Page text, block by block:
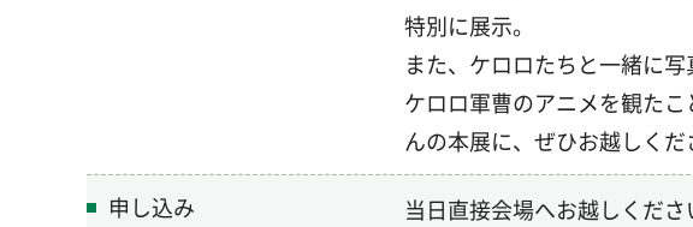
特別に展示。
また、ケロロたちと一緒に
ケロロ軍曹のアニメを観た
んの本展に、ぜひお越しくだ
申し込み 当日直接会場へお越しくださ